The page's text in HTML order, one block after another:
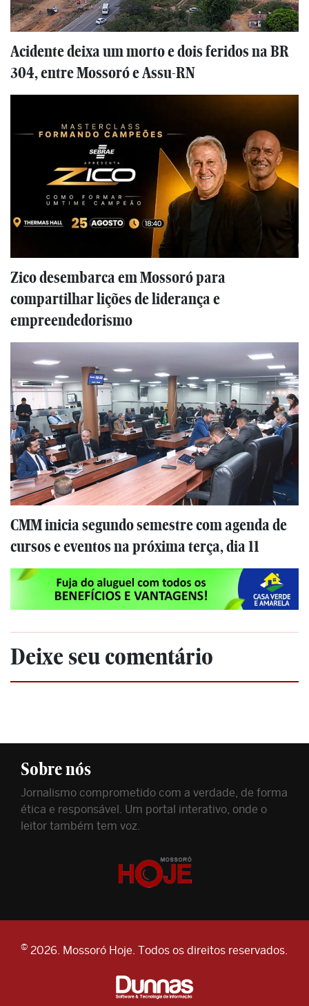
Acidente deixa um morto e dois feridos na BR
304, entre Mossoró e Assu-RN
Zico desembarca em Mossoró para
compartilhar lições de liderança e
empreendedorismo
CMM inicia segundo semestre com agenda de
cursos e eventos na próxima terça, dia 11
Deixe seu comentário
Sobre nós
Jornalismo comprometido com a verdade, de forma
ética e responsável. Um portal interativo, onde o
leitor também tem voz.
© 2026. Mossoró Hoje. Todos os direitos reservados.